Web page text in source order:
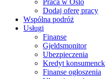
Praca w Oslo
Dodaj oferę pracy
Wspólna podróż
Usługi
Finanse
Gjeldsmonitor
Ubezpieczenia
Kredyt
Finanse ogłoszenia